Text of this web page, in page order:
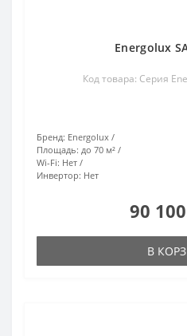
Energolux
Код товара: Серия
Бренд: Energolux
Площадь: до 70 м²
Wi-Fi: Нет
Инвертор: Нет
90
В